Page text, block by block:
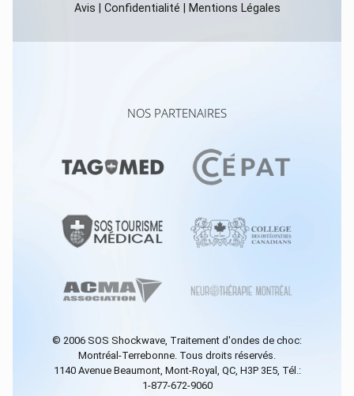
Avis Confidentialité Mentions Légales
NOS PARTENAIRES
© 2006 SOS Shockwave , Traitement d'ondes de choc:
Montréal-Terrebonne. Tous droits réservés.
1140 Avenue Beaumont, Mont-Royal, QC, H3P 3E5, Tél.:
1-877-672-9060